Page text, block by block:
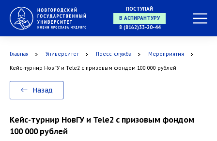
ПОСТУПАЙ
В МАГИСТРАТУРУ
В АСПИРАНТУРУ
8 (8162)33-20-44
Главная Университет Пресс-служба Мероприятия
Кейс-турнир НовГУ и Tele2 с призовым фондом 100 000 рублей
Назад
Кейс-турнир НовГУ и Tele2 с призовым фондом
100 000 рублей